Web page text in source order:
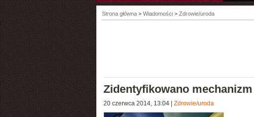
Strona główna> Wiadomości > Zdrowie/uroda
Zidentyfikowano
20 czerwca 2014, 13:04| Zdrowie/uroda